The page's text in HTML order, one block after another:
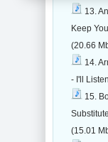
13.
Keep
(20.66
14.
- I'll
15.
(15.01